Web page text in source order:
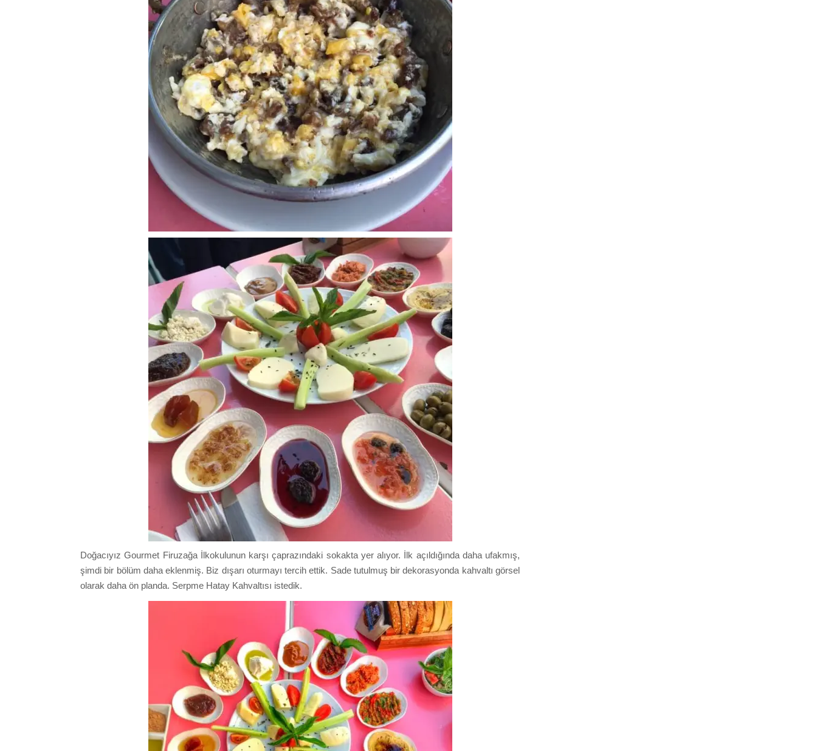
Doğacıyız Gourmet Firuzağa İlkokulunun karşı çaprazındaki sokakta yer alıyor. İlk açıldığında daha ufakmış,
şimdi bir bölüm daha eklenmiş. Biz dışarı oturmayı tercih ettik. Sade tutulmuş bir dekorasyonda kahvaltı görsel
olarak daha ön planda. Serpme Hatay Kahvaltısı istedik.